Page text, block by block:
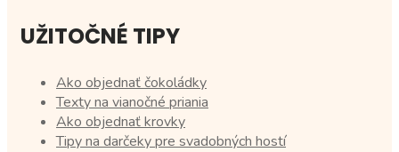
UŽITOČNÉ TIPY
Ako objednať čokoládky
Texty na vianočné priania
Ako objednať krovky
Tipy na darčeky pre svadobných hostí